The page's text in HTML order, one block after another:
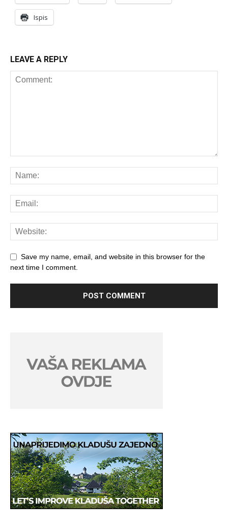
Ispis
LEAVE A REPLY
Save my name, email, and website in this browser for the
next time I comment.